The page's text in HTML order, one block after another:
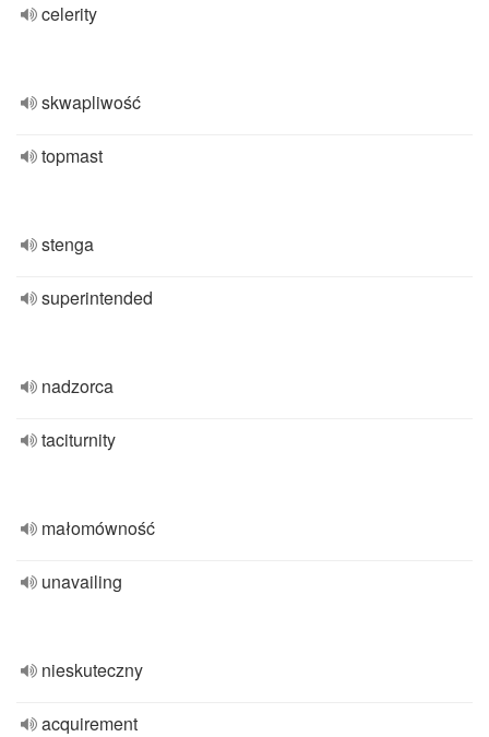
celerity
skwapliwość
topmast
stenga
superintended
nadzorca
taciturnity
małomówność
unavailing
nieskuteczny
acquirement